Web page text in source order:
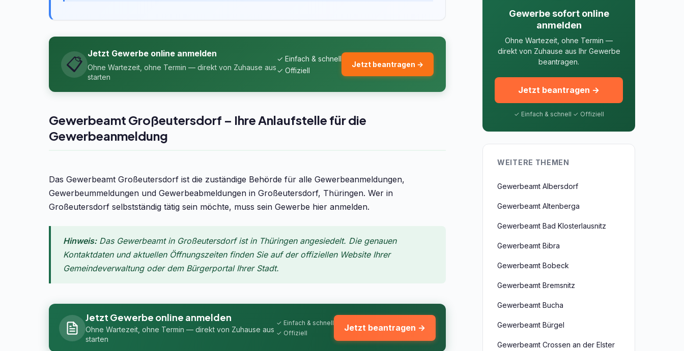
📋
Jetzt Gewerbe online anmelden
Ohne Wartezeit, ohne Termin — direkt von Zuhause aus
starten
✓ Einfach & schnell
✓ Offiziell
Jetzt beantragen →
Gewerbeamt Großeutersdorf – Ihre Anlaufstelle für die
Gewerbeanmeldung
Das Gewerbeamt Großeutersdorf ist die zuständige Behörde für alle Gewerbeanmeldungen,
Gewerbeummeldungen und Gewerbeabmeldungen in Großeutersdorf, Thüringen. Wer in
Großeutersdorf selbstständig tätig sein möchte, muss sein Gewerbe hier anmelden.
Hinweis:Das Gewerbeamt in Großeutersdorf ist in Thüringen angesiedelt. Die genauen
Kontaktdaten und aktuellen Öffnungszeiten finden Sie auf der offiziellen Website Ihrer
Gemeindeverwaltung oder dem Bürgerportal Ihrer Stadt.
Jetzt Gewerbe online anmelden
Ohne Wartezeit, ohne Termin — direkt von Zuhause aus
starten
✓ Einfach & schnell
✓ Offiziell
Jetzt beantragen →
Gewerbe sofort online
anmelden
Ohne Wartezeit, ohne Termin —
direkt von Zuhause aus Ihr Gewerbe
beantragen.
Jetzt beantragen →
✓ Einfach & schnell ✓ Offiziell
WEITERE THEMEN
Gewerbeamt Albersdorf
Gewerbeamt Altenberga
Gewerbeamt Bad Klosterlausnitz
Gewerbeamt Bibra
Gewerbeamt Bobeck
Gewerbeamt Bremsnitz
Gewerbeamt Bucha
Gewerbeamt Bürgel
Gewerbeamt Crossen an der Elster